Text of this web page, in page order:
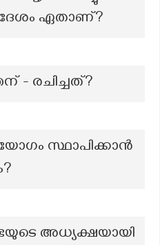
ഏതാണ്?
- രചിച്ചത്?
സ്ഥാപിക്കാന്‍
അധ്യക്ഷയായി